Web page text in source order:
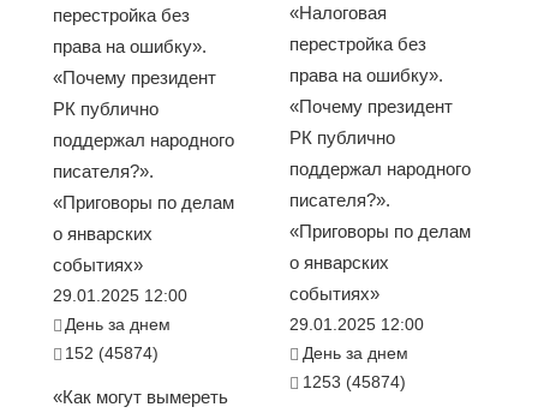
перестройка без
права на ошибку».
«Почему президент
РК публично
поддержал народного
писателя?».
«Приговоры по делам
о январских
событиях»
29.01.2025 12:00
День за днем
152 (45874)
«Как могут вымереть
«Налоговая
перестройка без
права на ошибку».
«Почему президент
РК публично
поддержал народного
писателя?».
«Приговоры по делам
о январских
событиях»
29.01.2025 12:00
День за днем
1253 (45874)